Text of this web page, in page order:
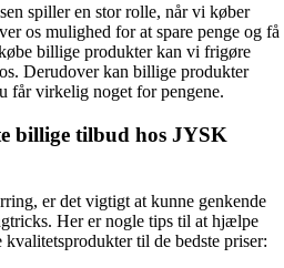
spiller en stor rolle, når vi køber
os mulighed for at spare penge og få
billige produkter kan vi frigøre
Derudover kan billige produkter
får virkelig noget for pengene.
billige tilbud hos JYSK
er det vigtigt at kunne genkende
Her er nogle tips til at hjælpe
til de bedste priser: